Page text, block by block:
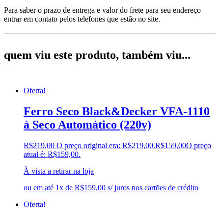
Para saber o prazo de entrega e valor do frete para seu endereço
entrar em contato pelos telefones que estão no site.
quem viu este produto, também viu...
Oferta!
Ferro Seco Black&Decker VFA-1110
à Seco Automático (220v)
R$219,00 O preço original era: R$219,00.R$159,00O preço
atual é: R$159,00.
À vista a retirar na loja
ou em até 1x de R$159,00 s/ juros nos cartões de crédito
Oferta!